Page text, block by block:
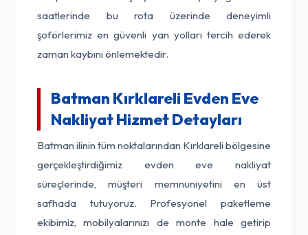
saatlerinde bu rota üzerinde deneyimli
şoförlerimiz en güvenli yan yolları tercih ederek
zaman kaybını önlemektedir.
Batman Kırklareli Evden Eve
Nakliyat Hizmet Detayları
Batman ilinin tüm noktalarından Kırklareli bölgesine
gerçekleştirdiğimiz evden eve nakliyat
süreçlerinde, müşteri memnuniyetini en üst
safhada tutuyoruz. Profesyonel paketleme
ekibimiz, mobilyalarınızı de monte hale getirip